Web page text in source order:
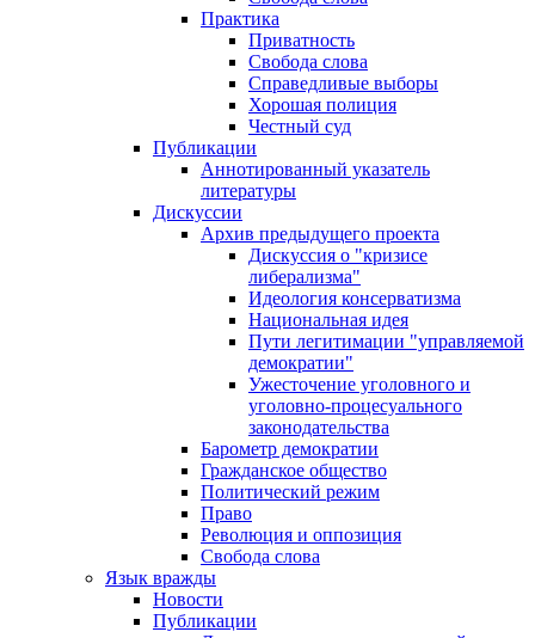
Практика
Приватность
Свобода слова
Справедливые выборы
Хорошая полиция
Честный суд
Публикации
Аннотированный указатель
литературы
Дискуссии
Архив предыдущего проекта
Дискуссия о "кризисе
либерализма"
Идеология консерватизма
Национальная идея
Пути легитимации "управляемой
демократии"
Ужесточение уголовного и
уголовно-процесуального
законодательства
Барометр демократии
Гражданское общество
Политический режим
Право
Революция и оппозиция
Свобода слова
Язык вражды
Новости
Публикации